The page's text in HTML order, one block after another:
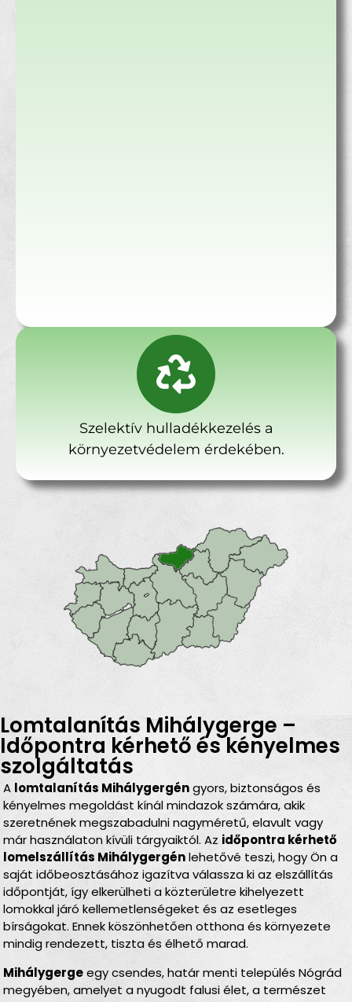
Szelektív hulladékkezelés a
környezetvédelem érdekében.
Lomtalanítás Mihálygerge –
Időpontra kérhető és kényelmes
szolgáltatás
A lomtalanítás Mihálygergéngyors, biztonságos és
kényelmes megoldást kínál mindazok számára, akik
szeretnének megszabadulni nagyméretű, elavult vagy
már használaton kívüli tárgyaiktól. Az időpontra kérhető
lomelszállítás Mihálygergénlehetővé teszi, hogy Ön a
saját időbeosztásához igazítva válassza ki az elszállítás
időpontját, így elkerülheti a közterületre kihelyezett
lomokkal járó kellemetlenségeket és az esetleges
bírságokat. Ennek köszönhetően otthona és környezete
mindig rendezett, tiszta és élhető marad.
Mihálygergeegy csendes, határ menti település Nógrád
megyében, amelyet a nyugodt falusi élet, a természet